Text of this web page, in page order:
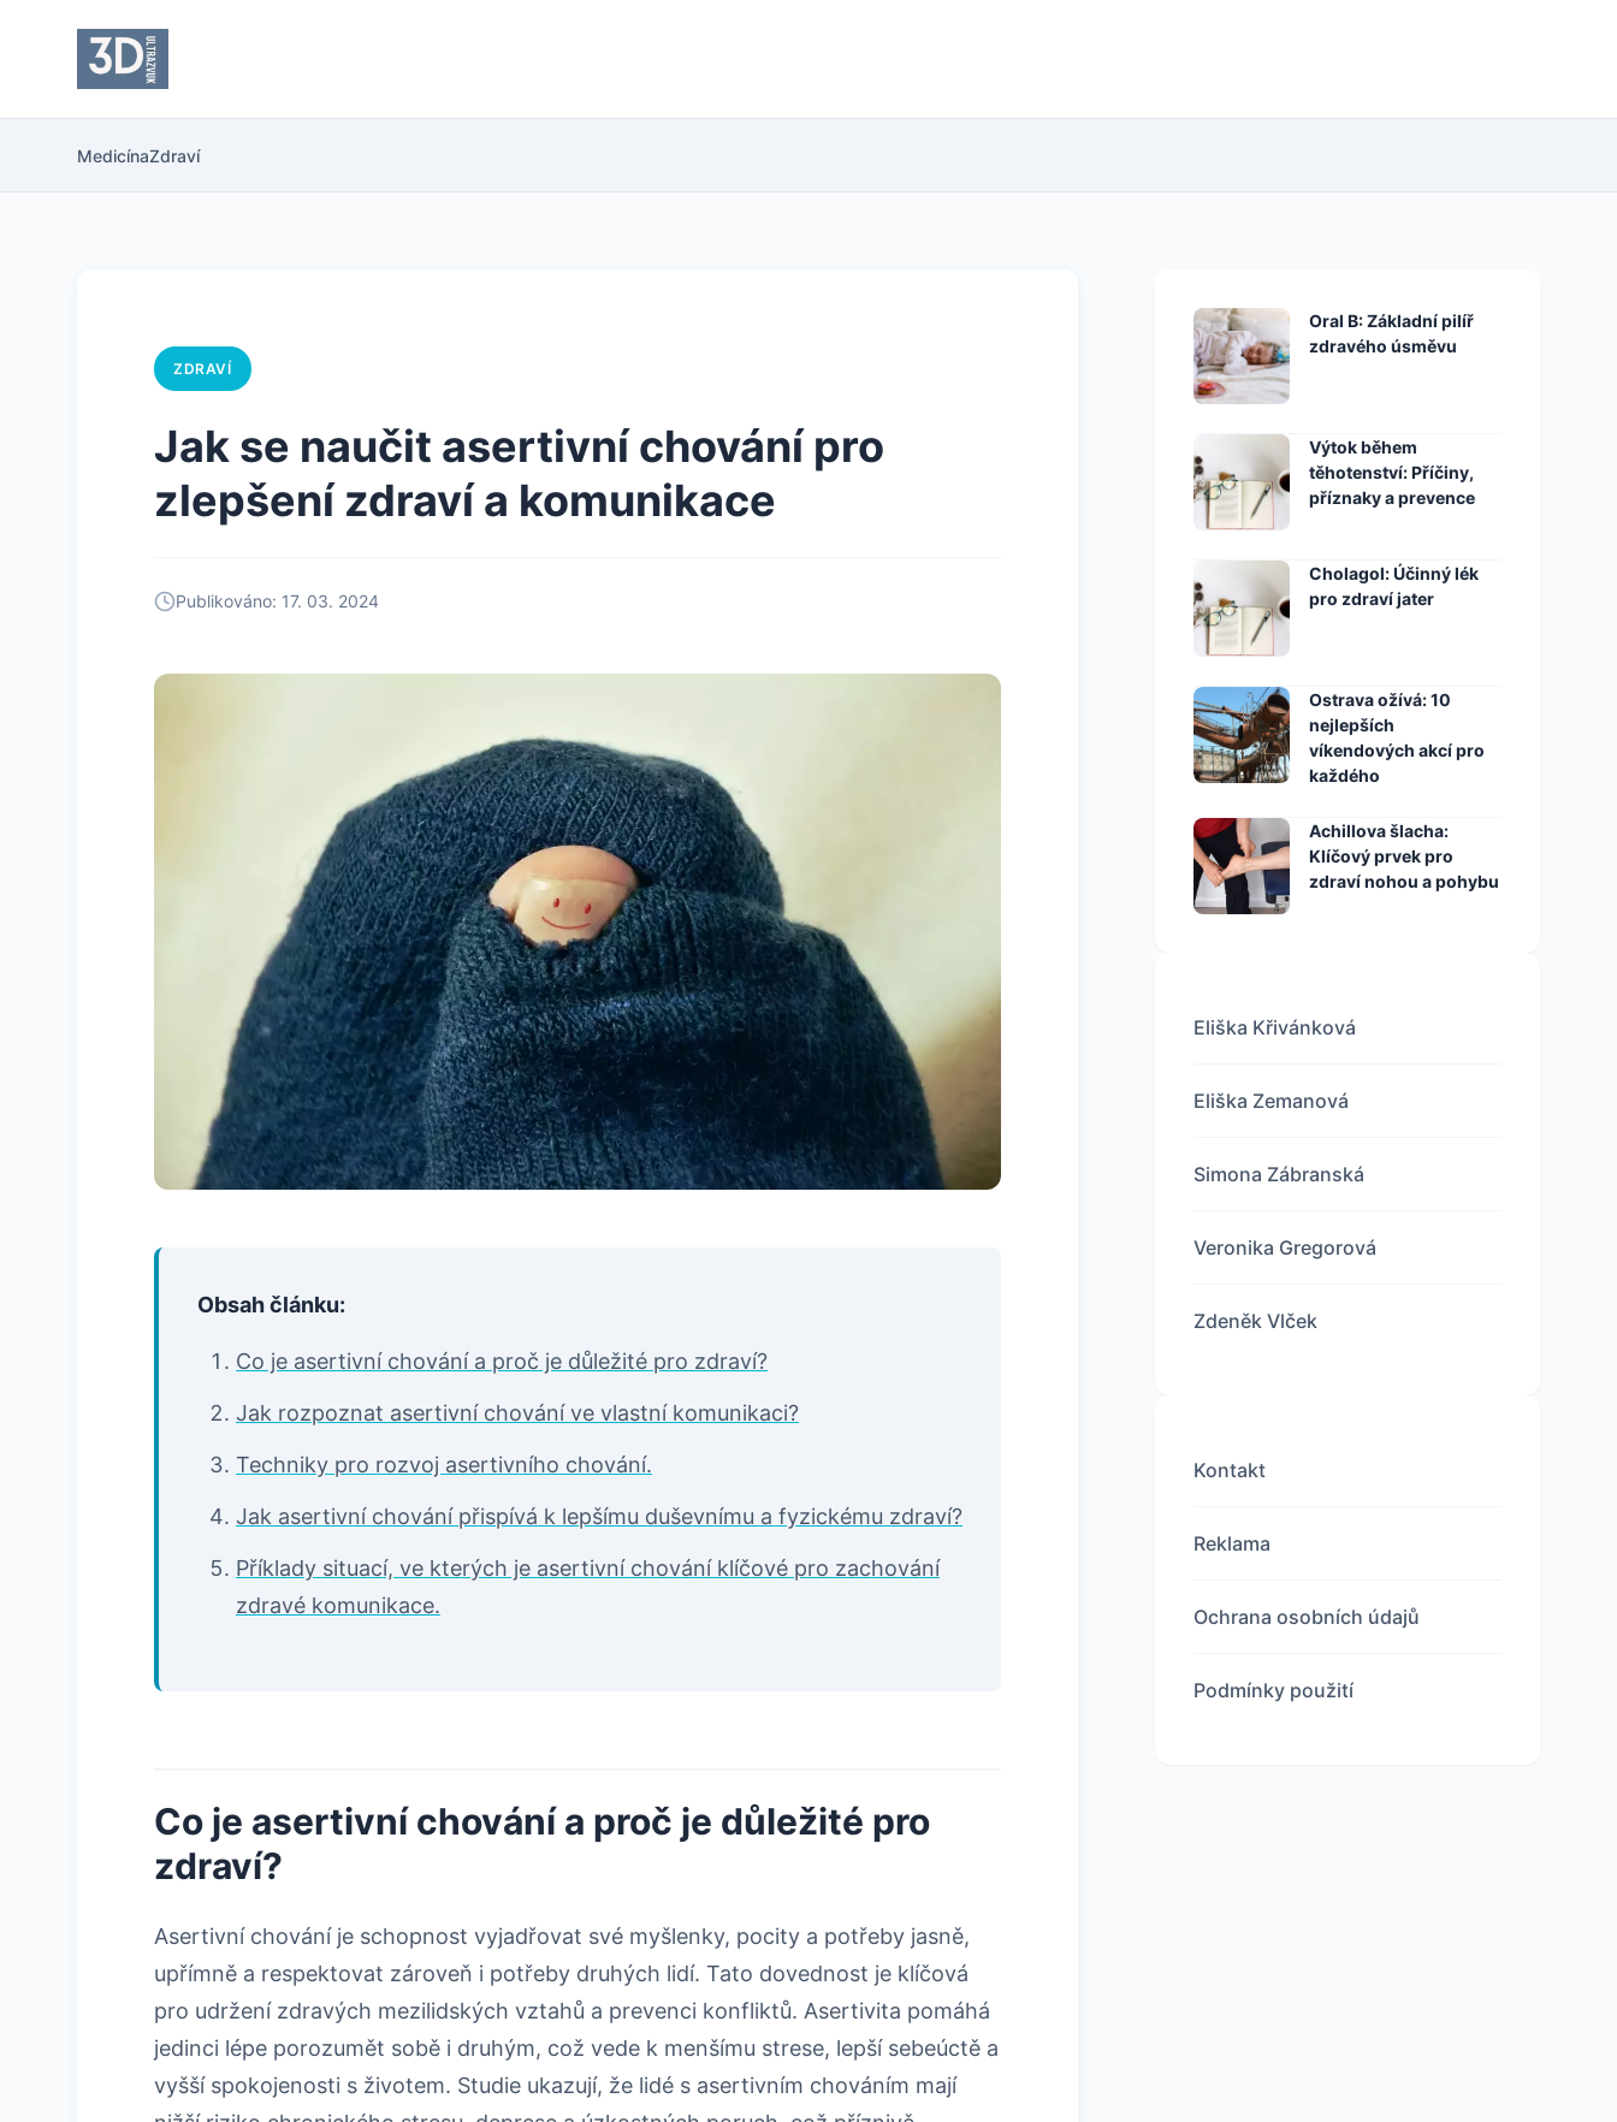
MedicínaZdraví
ZDRAVÍ
Jak se naučit asertivní chování pro
zlepšení zdraví a komunikace
Publikováno: 17. 03. 2024
Obsah článku:
Co je asertivní chování a proč je důležité pro zdraví?
Jak rozpoznat asertivní chování ve vlastní komunikaci?
Techniky pro rozvoj asertivního chování.
Jak asertivní chování přispívá k lepšímu duševnímu a fyzickému zdraví?
Příklady situací, ve kterých je asertivní chování klíčové pro zachování
zdravé komunikace.
Co je asertivní chování a proč je důležité pro
zdraví?
Asertivní chování je schopnost vyjadřovat své myšlenky, pocity a potřeby jasně,
upřímně a respektovat zároveň i potřeby druhých lidí. Tato dovednost je klíčová
pro udržení zdravých mezilidských vztahů a prevenci konfliktů. Asertivita pomáhá
jedinci lépe porozumět sobě i druhým, což vede k menšímu strese, lepší sebeúctě a
vyšší spokojenosti s životem. Studie ukazují, že lidé s asertivním chováním mají
Oral B: Základní pilíř
zdravého úsměvu
Výtok během
těhotenství: Příčiny,
příznaky a prevence
Cholagol: Účinný lék
pro zdraví jater
Ostrava ožívá: 10
nejlepších
víkendových akcí pro
každého
Achillova šlacha:
Klíčový prvek pro
zdraví nohou a pohybu
Eliška Křivánková
Eliška Zemanová
Simona Zábranská
Veronika Gregorová
Zdeněk Vlček
Kontakt
Reklama
Ochrana osobních údajů
Podmínky použití